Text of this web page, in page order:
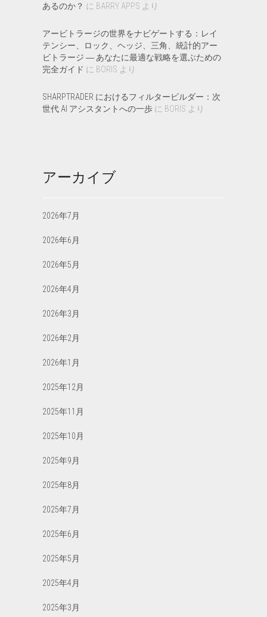
あるのか？ に BARRY APPS より
アービトラージの世界をナビゲートする：レイ
テンシー、ロック、ヘッジ、三角、統計的アー
ビトラージ ― あなたに最適な戦略を選ぶための
完全ガイド に BORIS より
SHARPTRADER におけるフィルタービルダー：次
世代 AI アシスタントへの一歩 に BORIS より
アーカイブ
2026年7月
2026年6月
2026年5月
2026年4月
2026年3月
2026年2月
2026年1月
2025年12月
2025年11月
2025年10月
2025年9月
2025年8月
2025年7月
2025年6月
2025年5月
2025年4月
2025年3月